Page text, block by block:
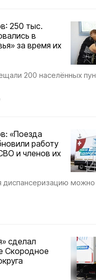
250 тыс.
в
за время их
200 населённых
«Поезда
работу
и членов их
диспансеризацию
сделал
Скородное